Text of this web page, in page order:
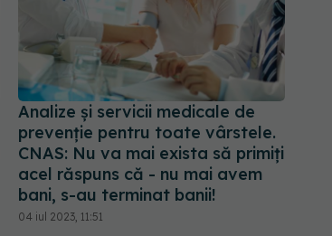
Analize și servicii medicale de
prevenţie pentru toate vârstele.
CNAS: Nu va mai exista să primiți
acel răspuns că - nu mai avem
bani, s-au terminat banii!
04 iul 2023, 11:51